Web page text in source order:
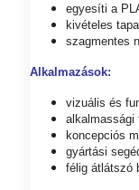
egyesíti a
kivételes
szagmentes
Alkalmazások:
vizuális és
alkalmassági
koncepciós
gyártási
félig átlátszó